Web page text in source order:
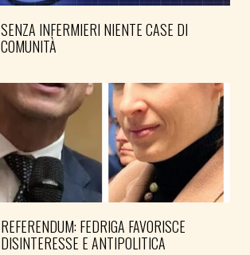
SENZA INFERMIERI NIENTE CASE DI
COMUNITÀ
REFERENDUM: FEDRIGA FAVORISCE
DISINTERESSE E ANTIPOLITICA